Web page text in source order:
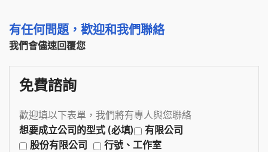
有任何問題，歡迎和我們聯絡
我們會儘速回覆您
免費諮詢
歡迎填以下表單，我們將有專人與您聯絡
想要成立公司的型式 (必填)
有限公司
股份有限公司
行號、工作室